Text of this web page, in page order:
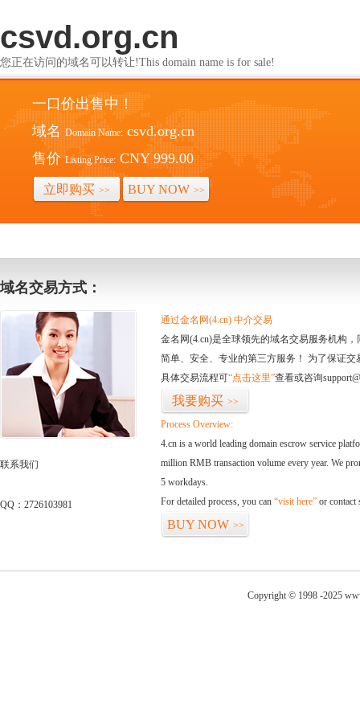
csvd.org.cn
您正在访问的域名可以转让!This domain name is for sale!
一口价出售中！
域名 Domain Name: csvd.org.cn
售价 Listing Price: CNY 999.00
立即购买 >> BUY NOW >>
域名交易方式：
联系我们
QQ：2726103981
通过金名网(4.cn) 中介交易
金名网(4.cn)是全球领先的域名交易服务机构
简单、安全、专业的第三方服务！ 为了保证
具体交易流程可“点击这里”查看或咨询
我要购买 >>
Process Overview:
4.cn is a world leading domain escrow service
million RMB transaction volume every year. We
5 workdays.
For detailed process, you can “visit here” or contact
BUY NOW >>
Copyright © 1998 -2025